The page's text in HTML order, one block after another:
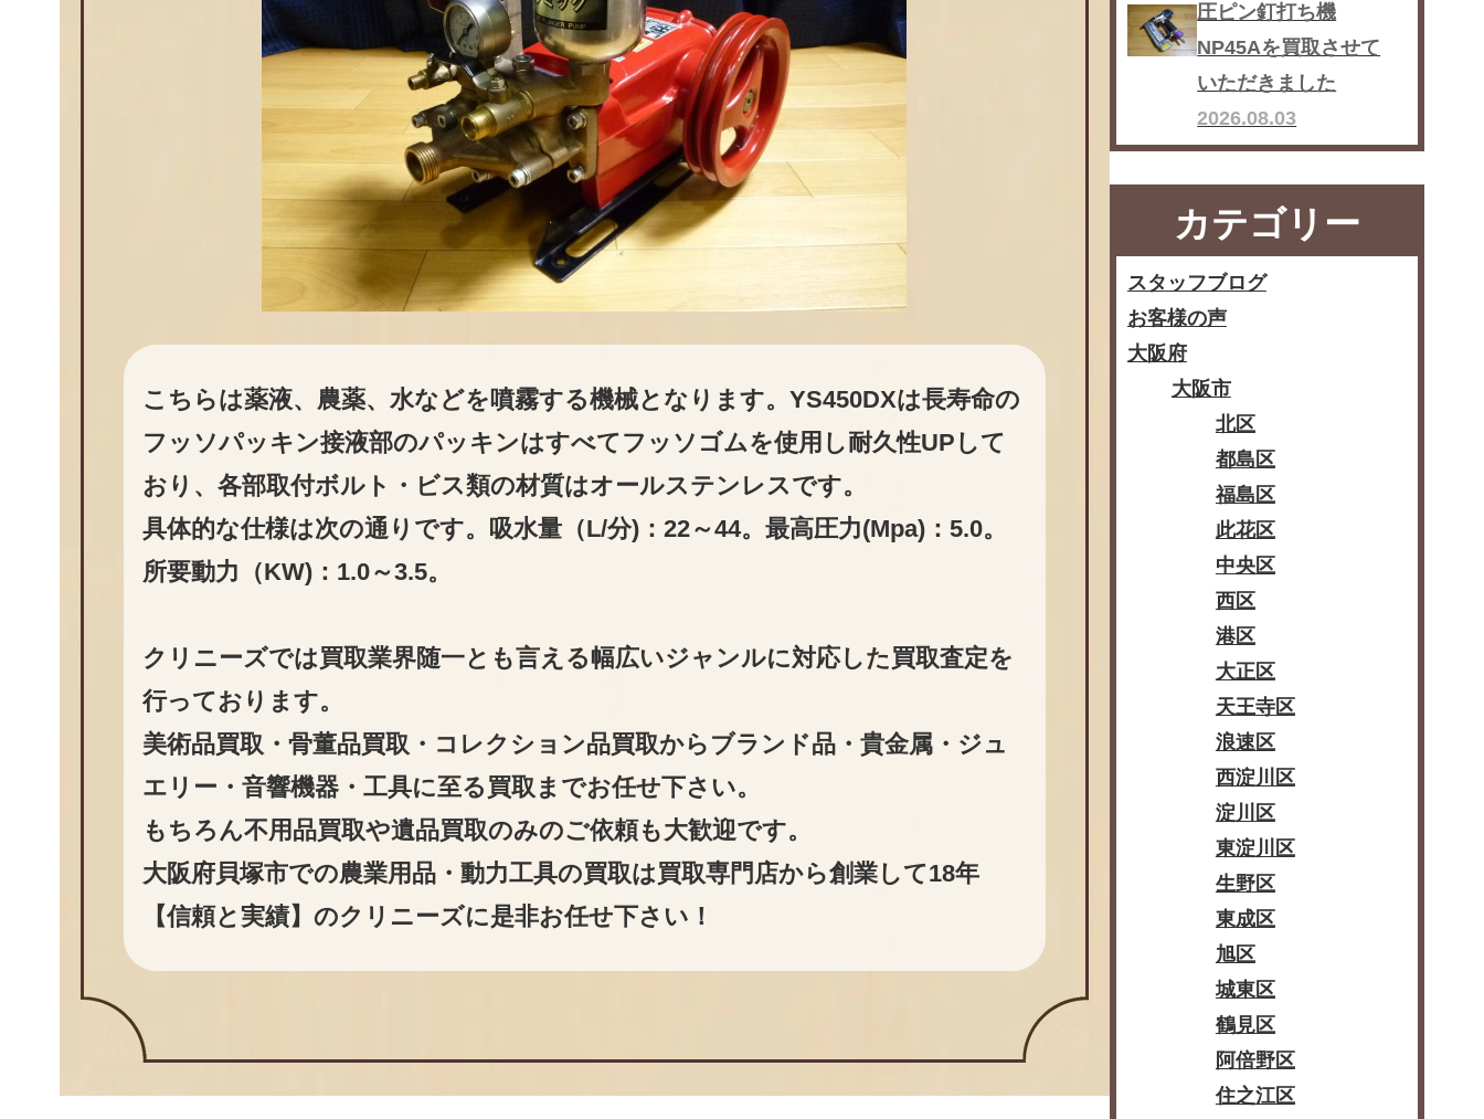
こちらは薬液、農薬、水などを噴霧する機械となります。YS450DXは長寿命の
フッソパッキン接液部のパッキンはすべてフッソゴムを使用し耐久性UPして
おり、各部取付ボルト・ビス類の材質はオールステンレスです。
具体的な仕様は次の通りです。吸水量（L/分)：22～44。最高圧力(Mpa)：5.0。
所要動力（KW)：1.0～3.5。
クリニーズでは買取業界随一とも言える幅広いジャンルに対応した買取査定を
行っております。
美術品買取・骨董品買取・コレクション品買取からブランド品・貴金属・ジュ
エリー・音響機器・工具に至る買取までお任せ下さい。
もちろん不用品買取や遺品買取のみのご依頼も大歓迎です。
大阪府貝塚市での農業用品・動力工具の買取は買取専門店から創業して18年
【信頼と実績】のクリニーズに是非お任せ下さい！
圧ピン釘打ち機
NP45Aを買取させて
いただきました
2026.08.03
カテゴリー
スタッフブログ
お客様の声
大阪府
大阪市
北区
都島区
福島区
此花区
中央区
西区
港区
大正区
天王寺区
浪速区
西淀川区
淀川区
東淀川区
生野区
東成区
旭区
城東区
鶴見区
阿倍野区
住之江区